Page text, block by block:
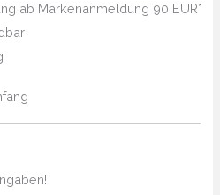
ab Markenanmeldung 90 EUR*